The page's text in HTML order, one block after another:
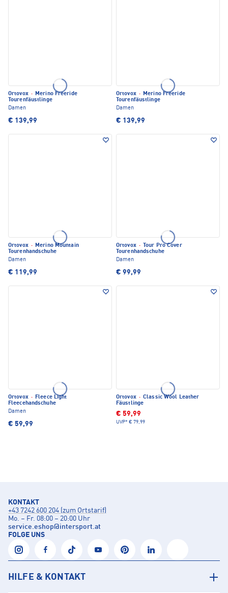
Ortovox · Merino Freeride
Tourenfäustlinge
Damen
€ 139,99
Ortovox · Merino Freeride
Tourenfäustlinge
Damen
€ 139,99
Ortovox · Merino Mountain
Tourenhandschuhe
Damen
€ 119,99
Ortovox ·
Tour Pro Cover
Tourenhandschuhe
Damen
€ 99,99
Ortovox · Fleece Light
Fleecehandschuhe
Damen
€ 59,99
Ortovox · Classic Wool Leather
Fäustlinge
€ 59,99
UVP* € 79,99
KONTAKT
+43 7242 600 204 (zum Ortstarif)
Mo. – Fr. 08:00 – 20:00 Uhr
service.eshop@intersport.at
FOLGE UNS
HILFE & KONTAKT